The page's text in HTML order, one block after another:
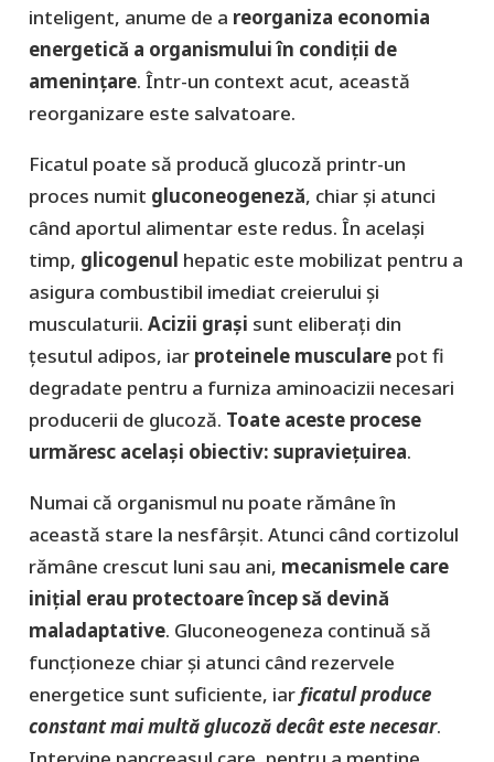
inteligent, anume de a reorganiza economia
energetică a organismului în condiții de
amenințare. Într-un context acut, această
reorganizare este salvatoare.
Ficatul poate să producă glucoză printr-un
proces numit gluconeogeneză, chiar și atunci
când aportul alimentar este redus. În același
timp, glicogenul hepatic este mobilizat pentru a
asigura combustibil imediat creierului și
musculaturii. Acizii grași sunt eliberați din
țesutul adipos, iar proteinele muscularepot fi
degradate pentru a furniza aminoacizii necesari
producerii de glucoză. Toate aceste procese
urmăresc același obiectiv: supraviețuirea.
Numai că organismul nu poate rămâne în
această stare la nesfârșit. Atunci când cortizolul
rămâne crescut luni sau ani, mecanismele care
inițial erau protectoare încep să devină
maladaptative. Gluconeogeneza continuă să
funcționeze chiar și atunci când rezervele
energetice sunt suficiente, iarficatul produce
constant mai multă glucoză decât este necesar.